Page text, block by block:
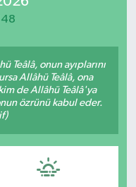
Teâlâ, onun ayıplarını
Allâhü Teâlâ, ona
de Allâhü Teâlâ'ya
özrünü kabul eder.